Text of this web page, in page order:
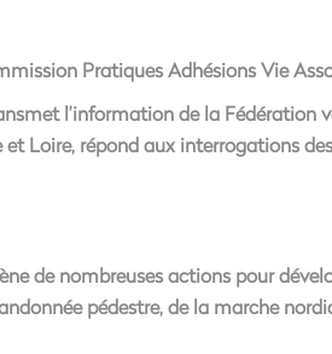
Pratiques Adhésions Vie
l’information de la Fédération
et Loire, répond aux interrogations
de nombreuses actions pour
pédestre, de la marche